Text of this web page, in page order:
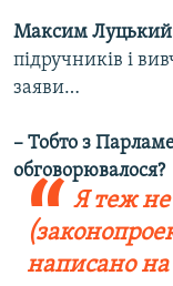
Максим
підручників і
заяви…
– Тобто з
обговорювалося?
Я теж не
написано на